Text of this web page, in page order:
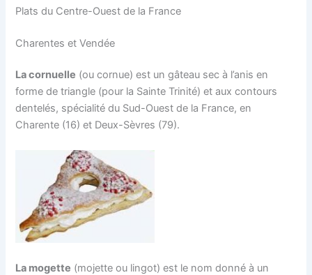
Plats du Centre-Ouest de la France
Charentes et Vendée
La cornuelle (ou cornue) est un gâteau sec à l’anis en
forme de triangle (pour la Sainte Trinité) et aux contours
dentelés, spécialité du Sud-Ouest de la France, en
Charente (16) et Deux-Sèvres (79).
La mogette (mojette ou lingot) est le nom donné à un